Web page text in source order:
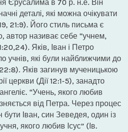
Єрусалима в 70 р. н.е. Він
деталі, які можна очікувати
21:9). Його стиль письма є
автор називає себе “учнем,
Яків, Іван і Петро
учнів, які були найближчими до
Яків загинув мученицькою
церкви (Дії 12:1-5), занадто
“Учень, якого любив
від Петра. Через процес
Іван, син Зеведея, один із
якого любив Ісус” (Ів.